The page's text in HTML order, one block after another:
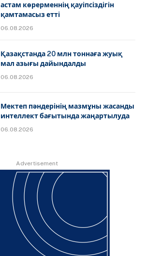
астам көрерменнің қауіпсіздігін
қамтамасыз етті
06.08.2026
Қазақстанда 20 млн тоннаға жуық
мал азығы дайындалды
06.08.2026
Мектеп пәндерінің мазмұны жасанды
интеллект бағытында жаңартылуда
06.08.2026
Advertisement